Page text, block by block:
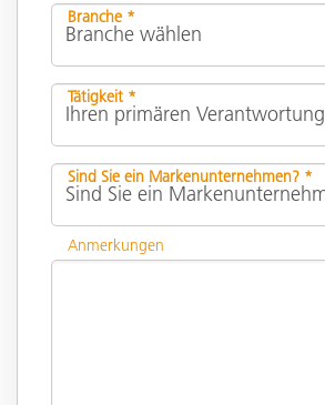
Branche *
Tätigkeit *
Sind Sie ein Markenunternehmen? *
Anmerkungen